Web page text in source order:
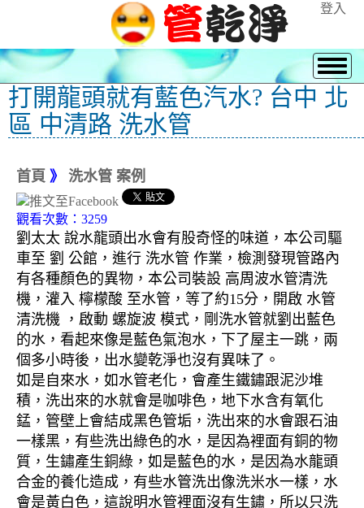
登入
打開龍頭就有藍色汽水? 台中 北
區 中清路 洗水管
首頁 》 洗水管 案例
觀看次數：3259
劉太太 說水龍頭出水會有股奇怪的味道，本公司驅
車至 劉 公館，進行 洗水管 作業，檢測發現管路內
有各種顏色的異物，本公司裝設 高周波水管清洗
機，灌入 檸檬酸 至水管，等了約15分，開啟 水管
清洗機 ，啟動 螺旋波 模式，剛洗水管就劉出藍色
的水，看起來像是藍色氣泡水，下了屋主一跳，兩
個多小時後，出水變乾淨也沒有異味了。
如是自來水，如水管老化，會產生鐵鏽跟泥沙堆
積，洗出來的水就會是咖啡色，地下水含有氧化
錳，管壁上會結成黑色管垢，洗出來的水會跟石油
一樣黑，有些洗出綠色的水，是因為裡面有銅的物
質，生鏽產生銅綠，如是藍色的水，是因為水龍頭
合金的養化造成，有些水管洗出像洗米水一樣，水
會是黃白色，這說明水管裡面沒有生鏽，所以只洗